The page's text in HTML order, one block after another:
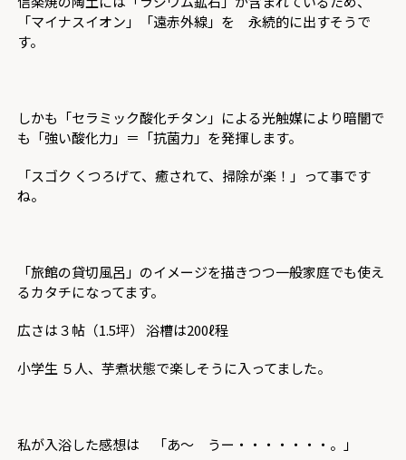
「マイナスイオン」「遠赤外線」を 永続的に出すそうで
す。
しかも「セラミック酸化チタン」による光触媒により暗闇で
も「強い酸化力」＝「抗菌力」を発揮します。
「スゴク くつろげて、癒されて、掃除が楽！」って事です
ね。
「旅館の貸切風呂」のイメージを描きつつ一般家庭でも使え
るカタチになってます。
広さは３帖（1.5坪） 浴槽は200ℓ程
小学生 ５人、芋煮状態で楽しそうに入ってました。
私が入浴した感想は 「あ～ うー・・・・・・・。」